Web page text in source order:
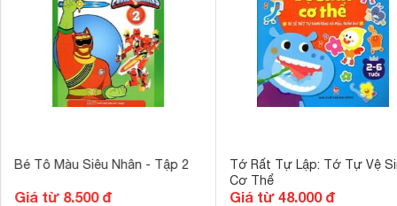
Bé Tô Màu Siêu Nhân - Tập 2
Giá từ 8.500 đ
Tớ Rất Tự Lập: Tớ Tự Vệ
Cơ Thể
Giá từ 48.000 đ